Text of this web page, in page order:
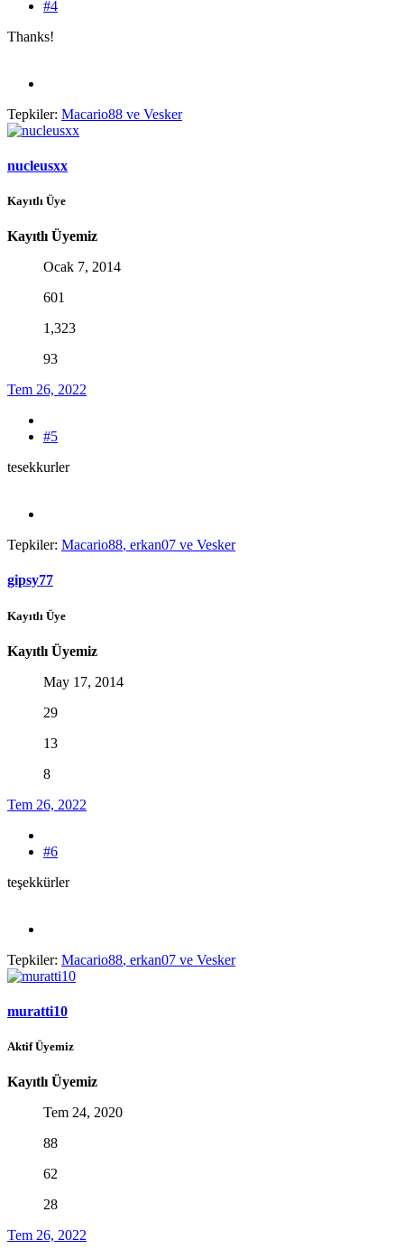
#4
Thanks!
Tepkiler: Macario88 ve Vesker
nucleusxx
Kayıtlı Üye
Kayıtlı Üyemiz
Ocak 7, 2014
601
1,323
93
Tem 26, 2022
#5
tesekkurler
Tepkiler: Macario88, erkan07 ve Vesker
gipsy77
Kayıtlı Üye
Kayıtlı Üyemiz
May 17, 2014
29
13
8
Tem 26, 2022
#6
teşekkürler
Tepkiler: Macario88, erkan07 ve Vesker
muratti10
Aktif Üyemiz
Kayıtlı Üyemiz
Tem 24, 2020
88
62
28
Tem 26, 2022